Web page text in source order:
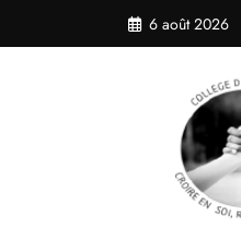
contenu
6 août 2026